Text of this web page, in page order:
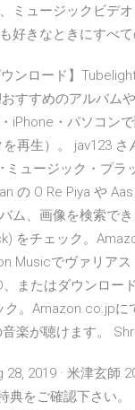
ミュージックビデ
好きなときにすべ
ウンロード】
すすめのアルバム
iPhone・パソコン
を再生）。 jav123
ミュージック・プラ
の O Re Piya や
ム、画像を検索で
をチェック。
Musicでヴァリア
、またはダウンロ
ク。Amazon.co.jpに
楽が聴けます。
28, 2019 · 米津玄師
典をご確認下さい